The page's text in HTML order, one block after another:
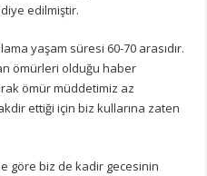
edilmiştir.
yaşam süresi 60-70 arasıdır.
ömürleri olduğu haber
ömür müddetimiz az
ettiği için biz kullarına zaten
göre biz de kadir gecesinin